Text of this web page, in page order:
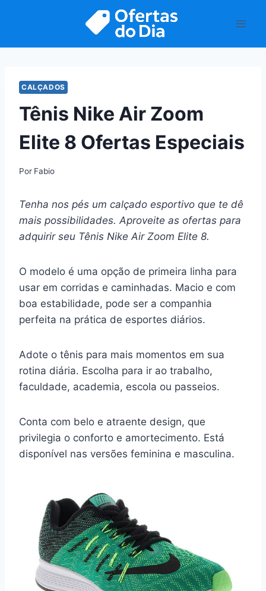
CALÇADOS
Tênis Nike Air Zoom
Elite 8 Ofertas Especiais
Por Fabio
Tenha nos pés um calçado esportivo que te dê
mais possibilidades. Aproveite as ofertas para
adquirir seu Tênis Nike Air Zoom Elite 8.
O modelo é uma opção de primeira linha para
usar em corridas e caminhadas. Macio e com
boa estabilidade, pode ser a companhia
perfeita na prática de esportes diários.
Adote o tênis para mais momentos em sua
rotina diária. Escolha para ir ao trabalho,
faculdade, academia, escola ou passeios.
Conta com belo e atraente design, que
privilegia o conforto e amortecimento. Está
disponível nas versões feminina e masculina.